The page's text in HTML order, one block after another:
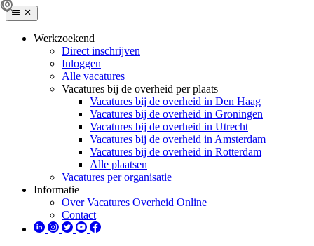
Werkzoekend
Direct inschrijven
Inloggen
Alle vacatures
Vacatures bij de overheid per plaats
Vacatures bij de overheid in Den Haag
Vacatures bij de overheid in Groningen
Vacatures bij de overheid in Utrecht
Vacatures bij de overheid in Amsterdam
Vacatures bij de overheid in Rotterdam
Alle plaatsen
Vacatures per organisatie
Informatie
Over Vacatures Overheid Online
Contact